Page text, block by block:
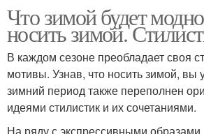
Что зимой будет
носить зимой.
В каждом сезоне преобладает своя
мотивы. Узнав, что носить зимой, вы
зимний период также переполнен
идеями стилистик и их сочетаниями.